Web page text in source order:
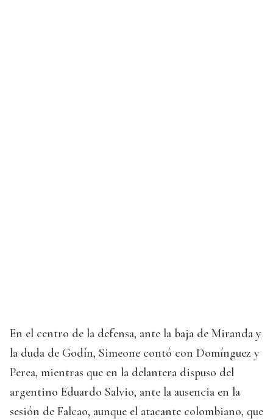
En el centro de la defensa, ante la baja de Miranda y
la duda de Godín, Simeone contó con Domínguez y
Perea, mientras que en la delantera dispuso del
argentino Eduardo Salvio, ante la ausencia en la
sesión de Falcao, aunque el atacante colombiano, que